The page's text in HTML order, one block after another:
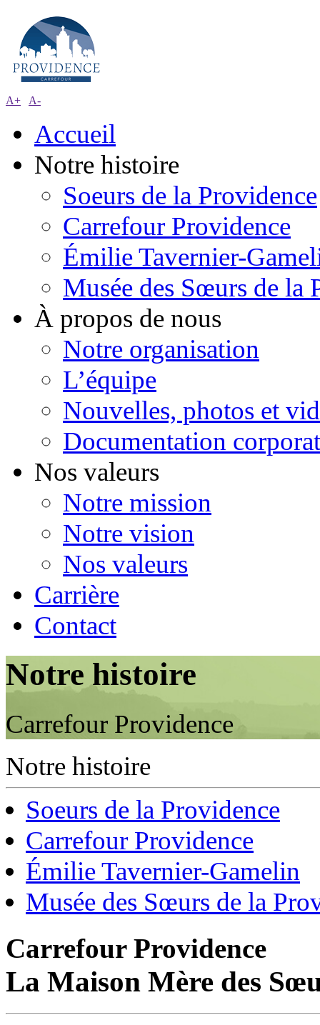
A+ A-
Accueil
Notre histoire
Soeurs de la Providence
Carrefour Providence
Émilie Tavernier-
Musée des Sœurs de la
À propos de nous
Notre organisation
L’équipe
Nouvelles, photos et
Documentation
Nos valeurs
Notre mission
Notre vision
Nos valeurs
Carrière
Contact
Notre histoire
Carrefour Providence
Notre histoire
Soeurs de la Providence
Carrefour Providence
Émilie Tavernier-Gamelin
Musée des Sœurs de la
Carrefour Providence
La Maison Mère des